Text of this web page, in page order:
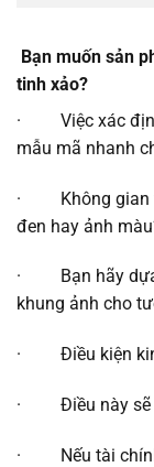
Bạn muốn sản
tinh xảo?
· Việc xác định
mẫu mã nhanh
· Không gian
đen hay ảnh
· Bạn hãy dựa
khung ảnh cho
· Điều kiện
· Điều này sẽ
· Nếu tài chính